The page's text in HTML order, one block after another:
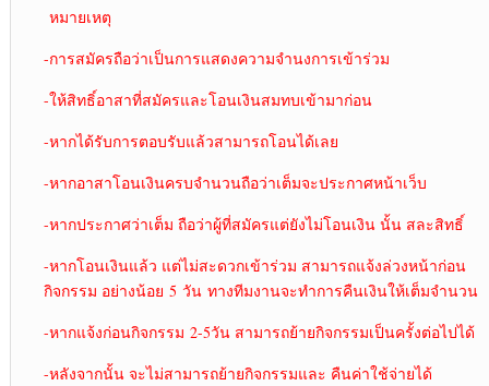
หมายเหตุ
-การสมัครถือว่าเป็นการแสดงความจำนงการเข้าร่วม
-ให้สิทธิ์อาสาที่สมัครและโอนเงินสมทบเข้ามาก่อน
-หากได้รับการตอบรับแล้วสามารถโอนได้เลย
-หากอาสาโอนเงินครบจำนวนถือว่าเต็มจะประกาศหน้าเว็บ
-หากประกาศว่าเต็ม ถือว่าผู้ที่สมัครแต่ยังไม่โอนเงิน นั้น สละสิทธิ์
-หากโอนเงินแล้ว แต่ไม่สะดวกเข้าร่วม สามารถแจ้งล่วงหน้าก่อน
กิจกรรม อย่างน้อย 5 วัน ทางทีมงานจะทำการคืนเงินให้เต็มจำนวน
-หากแจ้งก่อนกิจกรรม 2-5วัน สามารถย้ายกิจกรรมเป็นครั้งต่อไปได้
-หลังจากนั้น จะไม่สามารถย้ายกิจกรรมและ คืนค่าใช้จ่ายได้